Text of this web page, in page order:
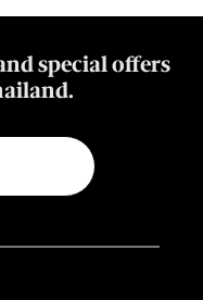
special offers